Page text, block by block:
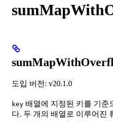
도입 버전: v20.1.0
key 배열에 지정된 키를 기준
다. 두 개의 배열로 이루어진